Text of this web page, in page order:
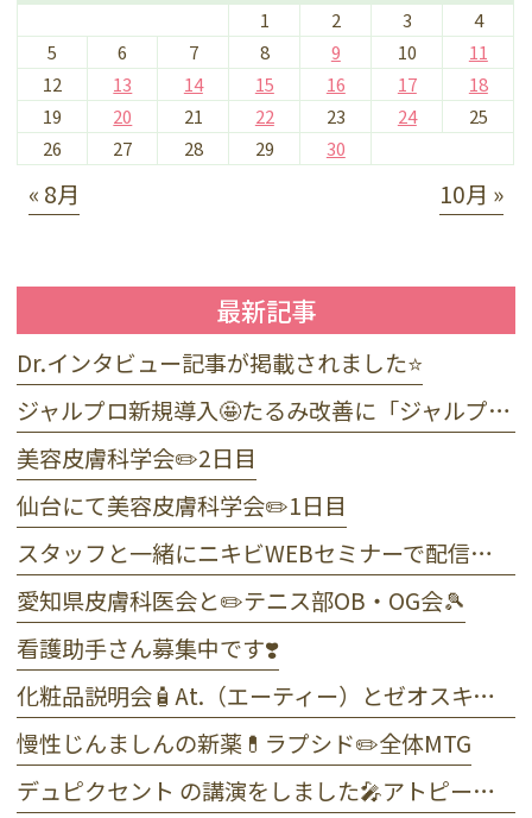
1 2 3
4
5
6 7 8 9 10
11
12
13 14 15 16 17
18
19
20 21 22 23 24
25
26
27 28 29 30
« 8月 10月 »
最新記事
Dr.インタビュー記事が掲載されました⭐️
ジャルプロ新規導入🤩たるみ改善に「ジャルプロ・スーパーハイドロ」💉目元のくま・小じわに「ジャルプロヤングアイ」👀
美容皮膚科学会✏️2日目
仙台にて美容皮膚科学会✏️1日目
スタッフと一緒にニキビWEBセミナーで配信しました☺️
愛知県皮膚科医会と✏️テニス部OB・OG会🎾
看護助手さん募集中です❣️
化粧品説明会🧴At.（エーティー）とゼオスキンヘルス
慢性じんましんの新薬💊ラプシド✏️全体MTG
デュピクセント の講演をしました🎤アトピー性皮膚炎